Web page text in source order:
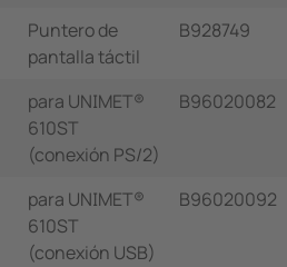
Puntero de
pantalla táctil
B928749
para UNIMET®
610ST
(conexión PS/2)
B96020082
para UNIMET®
610ST
(conexión USB)
B96020092